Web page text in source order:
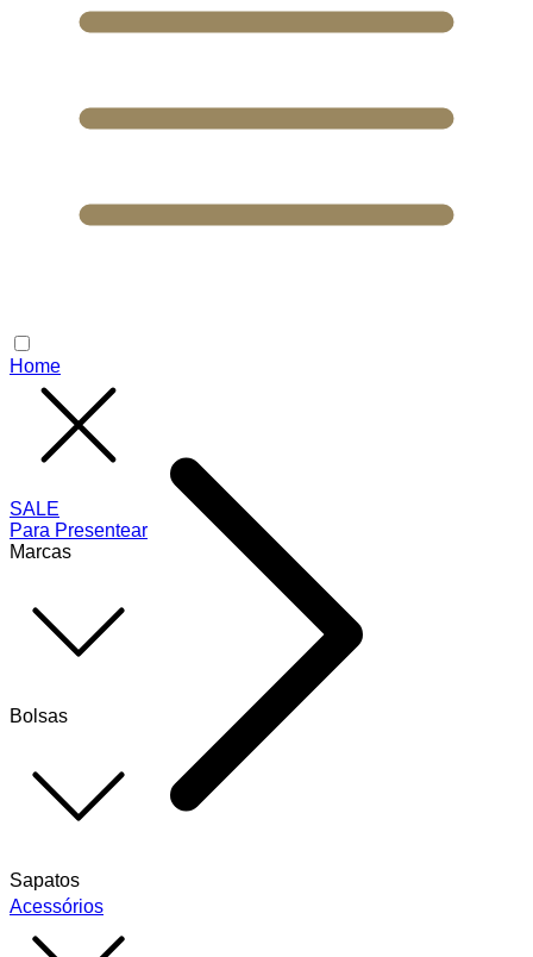
SALE
Para Presentear
Marcas
Bolsas
Sapatos
Home
Acessórios